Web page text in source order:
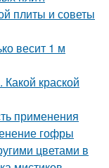
плиты и советы
весит 1 м
краской
применения
гофры
цветами в